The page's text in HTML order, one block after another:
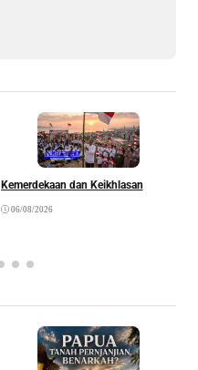
Khazanah
Kemerdekaan dan Keikhlasan
06/08/2026